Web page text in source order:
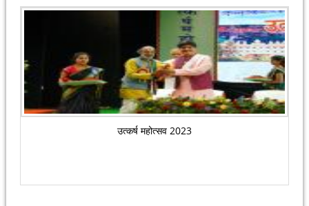
उत्कर्ष महोत्सव 2023